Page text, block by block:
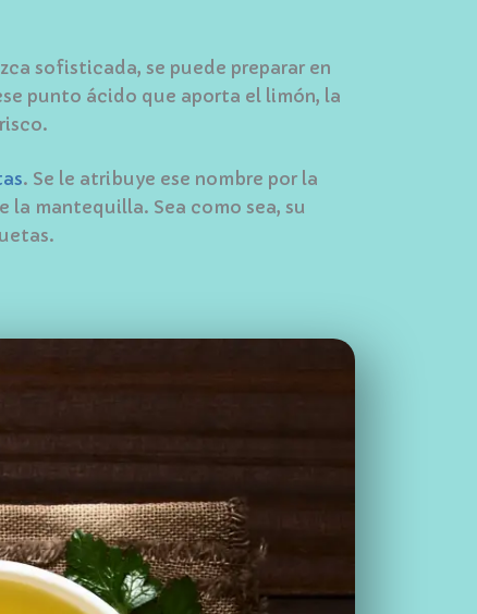
sofisticada, se puede preparar en
punto ácido que aporta el limón, la
. Se le atribuye ese nombre por la
la mantequilla. Sea como sea, su